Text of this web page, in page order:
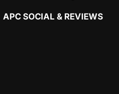
APC SOCIAL & REVIEWS